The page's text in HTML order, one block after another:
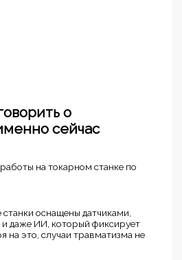
о
сейчас
оснащены датчиками,
даже ИИ, который фиксирует
на это, случаи травматизма не